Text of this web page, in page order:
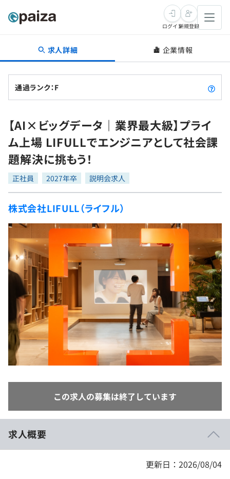
転職・キャリア
転職成功ガイド
転職エージェント
インタビュー
転職成功ガイド
新卒就活
求人検索
本選考
インターン
新卒エージェント
イベント・セミナー
インタビュー
就活成功ガイド
学習
問題集
4択課題
ナレッジ
リファレンス
プラン
個人向けプラン
法人向けプラン
学校向けプラン
プログラミング言語
評価結果一覧
再チャレンジ結果一覧
ゲーム・マンガ
Tech Team Journal
paiza times
note
paizaとは？
ログイン新規登録
求人詳細 企業情報
通過ランク：F
【AI×ビッグデータ｜業界最大級】プライ
ム上場 LIFULLでエンジニアとして社会課
題解決に挑もう！
正社員 2027年卒 説明会求人
株式会社LIFULL（ライフル）
この求人の募集は終了しています
求人概要
更新日：2026/08/04